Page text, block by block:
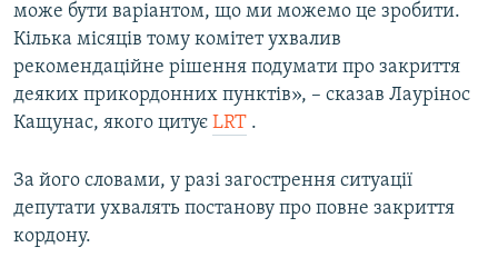
може бути варіантом, що ми можемо це зробити.
Кілька місяців тому комітет ухвалив
рекомендаційне рішення подумати про закриття
деяких прикордонних пунктів», – сказав Лаурінос
Кащунас, якого цитує LRT .
За його словами, у разі загострення ситуації
депутати ухвалять постанову про повне закриття
кордону.